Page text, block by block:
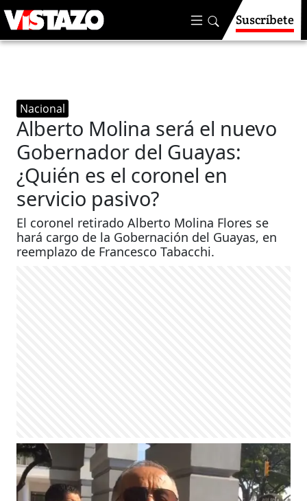
Suscríbete
Nacional
Alberto Molina será el nuevo
Gobernador del Guayas:
¿Quién es el coronel en
servicio pasivo?
El coronel retirado Alberto Molina Flores se
hará cargo de la Gobernación del Guayas, en
reemplazo de Francesco Tabacchi.